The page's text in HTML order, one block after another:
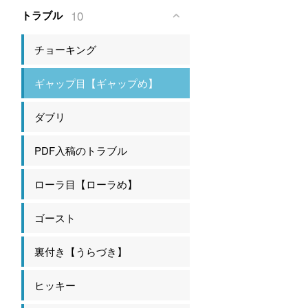
トラブル 10
チョーキング
ギャップ目【ギャップめ】
ダブリ
PDF入稿のトラブル
ローラ目【ローラめ】
ゴースト
裏付き【うらづき】
ヒッキー